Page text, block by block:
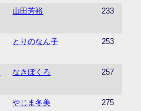
山田芳裕 233
とりのなん子 253
なきぼくろ 257
やじま冬美 275